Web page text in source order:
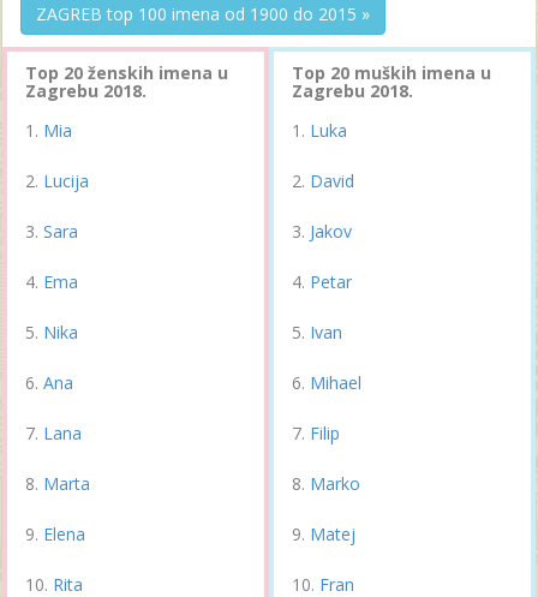
ZAGREB top 100 imena od 1900 do 2015 »
Top 20 ženskih imena u
Zagrebu 2018.
Mia
Lucija
Sara
Ema
Nika
Ana
Lana
Marta
Elena
Rita
Top 20 muških imena u
Zagrebu 2018.
Luka
David
Jakov
Petar
Ivan
Mihael
Filip
Marko
Matej
Fran